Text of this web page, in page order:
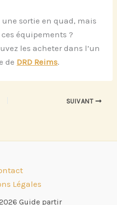
sortie en quad, mais
ces équipements ?
les acheter dans l’un
de DRD Reims.
SUIVANT
Légales
Guide partir